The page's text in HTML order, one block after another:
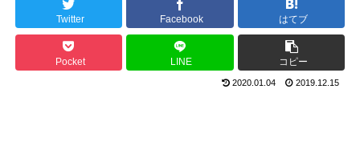
Twitter Facebook はてブ
Pocket LINE コピー
2020.01.04 2019.12.15